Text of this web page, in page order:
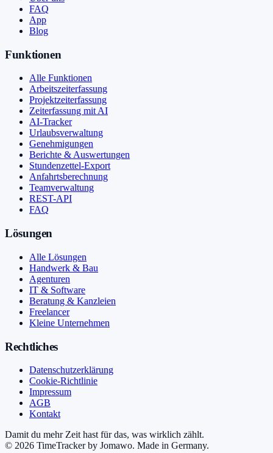
FAQ
App
Blog
Funktionen
Alle Funktionen
Arbeitszeiterfassung
Projektzeiterfassung
Zeiterfassung mit AI
AI-Tracker
Urlaubsverwaltung
Genehmigungen
Berichte & Auswertungen
Stundenzettel-Export
Anfahrtsberechnung
Teamverwaltung
REST-API
FAQ
Lösungen
Alle Lösungen
Handwerk & Bau
Agenturen
IT & Software
Beratung & Kanzleien
Freelancer
Kleine Unternehmen
Rechtliches
Datenschutzerklärung
Cookie-Richtlinie
Impressum
AGB
Kontakt
Damit du mehr Zeit hast für das, was wirklich zählt.
© 2026 TimeTracker by Jomawo. Made in Germany.